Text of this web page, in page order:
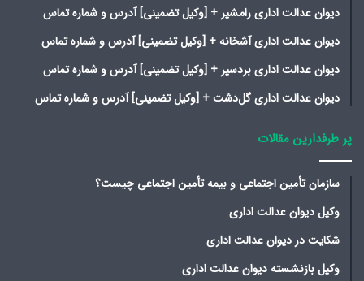
دیوان عدالت اداری رامشیر + [وکیل تضمینی] آدرس و شماره تماس
دیوان عدالت اداری آشخانه + [وکیل تضمینی] آدرس و شماره تماس
دیوان عدالت اداری بردسیر + [وکیل تضمینی] آدرس و شماره تماس
دیوان عدالت اداری گل‌دشت + [وکیل تضمینی] آدرس و شماره تماس
پر طرفدارین مقالات
سازمان تأمین اجتماعی و بیمه تأمین اجتماعی چیست؟
وکیل دیوان عدالت اداری
شکایت در دیوان عدالت اداری
وکیل بازنشسته دیوان عدالت اداری